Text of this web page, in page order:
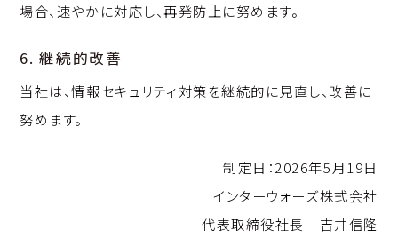
場合、速やかに対応し、再発防止に努めます。
6. 継続的改善
当社は、情報セキュリティ対策を継続的に見直し、改善に
努めます。
制定日：2026年5月19日
インターウォーズ株式会社
代表取締役社長 吉井信隆